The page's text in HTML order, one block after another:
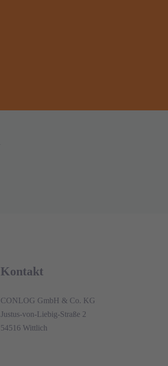
Kontakt
CONLOG GmbH & Co. KG
Justus-von-Liebig-Straße 2
54516 Wittlich